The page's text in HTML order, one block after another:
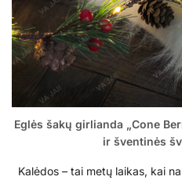
Eglės šakų girlianda „Cone
ir šventinės
Kalėdos – tai metų laikas, kai